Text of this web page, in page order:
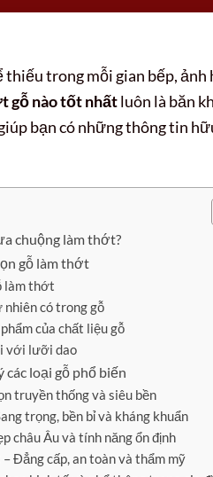
trong mỗi gian bếp,
gỗ nào tốt nhấtluôn là băn
bạn có những thông tin
chuộng làm thớt?
gỗ làm thớt
làm thớt
nhiên có trong gỗ
của chất liệu gỗ
với lưỡi dao
loại gỗ phổ biến
truyền thống và siêu bền
trọng, bền bỉ và kháng khuẩn
châu Âu và tính năng ổn định
Đẳng cấp, an toàn và thẩm mỹ